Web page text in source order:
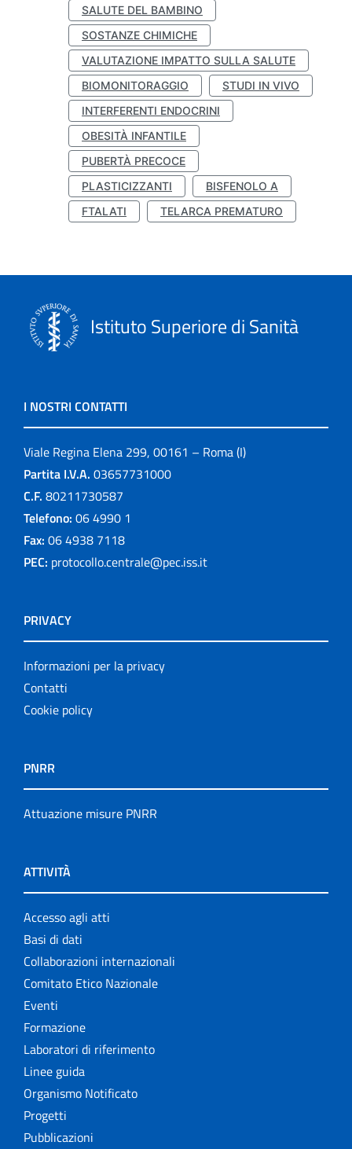
SALUTE DEL BAMBINO
SOSTANZE CHIMICHE
VALUTAZIONE IMPATTO SULLA SALUTE
BIOMONITORAGGIO
STUDI IN VIVO
INTERFERENTI ENDOCRINI
OBESITÀ INFANTILE
PUBERTÀ PRECOCE
PLASTICIZZANTI
BISFENOLO A
FTALATI
TELARCA PREMATURO
Istituto Superiore di Sanità
I NOSTRI CONTATTI
Viale Regina Elena 299, 00161 – Roma (I)
Partita I.V.A. 03657731000
C.F. 80211730587
Telefono: 06 4990 1
Fax: 06 4938 7118
PEC: protocollo.centrale@pec.iss.it
PRIVACY
Informazioni per la privacy
Contatti
Cookie policy
PNRR
Attuazione misure PNRR
ATTIVITÀ
Accesso agli atti
Basi di dati
Collaborazioni internazionali
Comitato Etico Nazionale
Eventi
Formazione
Laboratori di riferimento
Linee guida
Organismo Notificato
Progetti
Pubblicazioni